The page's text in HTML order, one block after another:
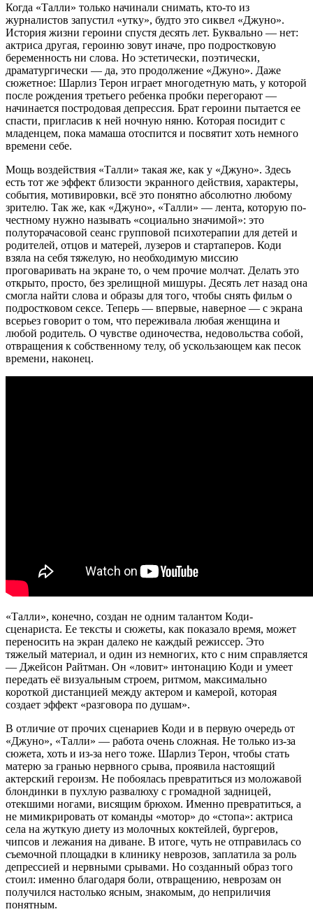
Когда «Талли» только начинали снимать, кто-то из
журналистов запустил «утку», будто это сиквел «Джуно».
История жизни героини спустя десять лет. Буквально — нет:
актриса другая, героиню зовут иначе, про подростковую
беременность ни слова. Но эстетически, поэтически,
драматургически — да, это продолжение «Джуно». Даже
сюжетное: Шарлиз Терон играет многодетную мать, у которой
после рождения третьего ребенка пробки перегорают —
начинается постродовая депрессия. Брат героини пытается ее
спасти, пригласив к ней ночную няню. Которая посидит с
младенцем, пока мамаша отоспится и посвятит хоть немного
времени себе.
Мощь воздействия «Талли» такая же, как у «Джуно». Здесь
есть тот же эффект близости экранного действия, характеры,
события, мотивировки, всё это понятно абсолютно любому
зрителю. Так же, как «Джуно», «Талли» — лента, которую по-
честному нужно называть «социально значимой»: это
полуторачасовой сеанс групповой психотерапии для детей и
родителей, отцов и матерей, лузеров и стартаперов. Коди
взяла на себя тяжелую, но необходимую миссию
проговаривать на экране то, о чем прочие молчат. Делать это
открыто, просто, без зрелищной мишуры. Десять лет назад она
смогла найти слова и образы для того, чтобы снять фильм о
подростковом сексе. Теперь — впервые, наверное — с экрана
всерьез говорит о том, что переживала любая женщина и
любой родитель. О чувстве одиночества, недовольства собой,
отвращения к собственному телу, об ускользающем как песок
времени, наконец.
«Талли», конечно, создан не одним талантом Коди-
сценариста. Ее тексты и сюжеты, как показало время, может
переносить на экран далеко не каждый режиссер. Это
тяжелый материал, и один из немногих, кто с ним справляется
— Джейсон Райтман. Он «ловит» интонацию Коди и умеет
передать её визуальным строем, ритмом, максимально
короткой дистанцией между актером и камерой, которая
создает эффект «разговора по душам».
В отличие от прочих сценариев Коди и в первую очередь от
«Джуно», «Талли» — работа очень сложная. Не только из-за
сюжета, хоть и из-за него тоже. Шарлиз Терон, чтобы стать
матерю за гранью нервного срыва, проявила настоящий
актерский героизм. Не побоялась превратиться из моложавой
блондинки в пухлую развалюху с громадной задницей,
отекшими ногами, висящим брюхом. Именно превратиться, а
не мимикрировать от команды «мотор» до «стопа»: актриса
села на жуткую диету из молочных коктейлей, бургеров,
чипсов и лежания на диване. В итоге, чуть не отправилась со
съемочной площадки в клинику неврозов, заплатила за роль
депрессией и нервными срывами. Но созданный образ того
стоил: именно благодаря боли, отвращению, неврозам он
получился настолько ясным, знакомым, до неприличия
понятным.